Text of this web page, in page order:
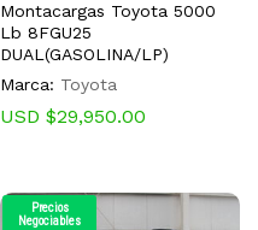
Montacargas Toyota 5000
Lb 8FGU25
DUAL(GASOLINA/LP)
Marca: Toyota
USD $29,950.00
Precios
Negociables